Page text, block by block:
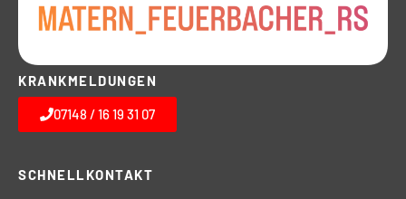
KRANKMELDUNGEN
07148 / 16 19 31 07
SCHNELLKONTAKT